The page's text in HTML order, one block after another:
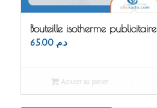
Bouteille isotherme publicitaire
د.م. 65.00
Ajouter au panier